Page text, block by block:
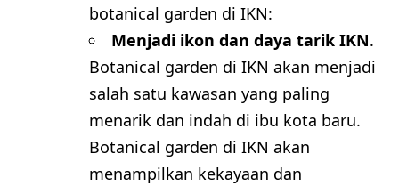
botanical garden di IKN:
Menjadi ikon dan daya tarik IKN.
Botanical garden di IKN akan menjadi
salah satu kawasan yang paling
menarik dan indah di ibu kota baru.
Botanical garden di IKN akan
menampilkan kekayaan dan